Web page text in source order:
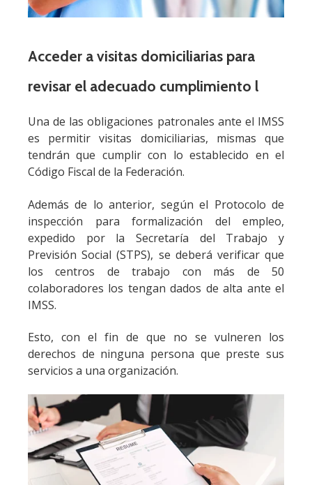
Acceder a visitas domiciliarias para
revisar el adecuado cumplimiento l
Una de las obligaciones patronales ante el IMSS
es permitir visitas domiciliarias, mismas que
tendrán que cumplir con lo establecido en el
Código Fiscal de la Federación.
Además de lo anterior, según el Protocolo de
inspección para formalización del empleo,
expedido por la Secretaría del Trabajo y
Previsión Social (STPS), se deberá verificar que
los centros de trabajo con más de 50
colaboradores los tengan dados de alta ante el
IMSS.
Esto, con el fin de que no se vulneren los
derechos de ninguna persona que preste sus
servicios a una organización.